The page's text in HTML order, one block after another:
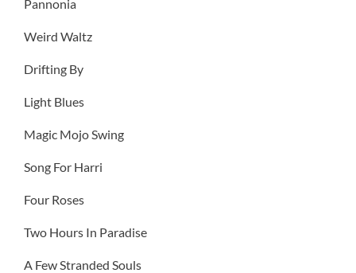
Pannonia
Weird Waltz
Drifting By
Light Blues
Magic Mojo Swing
Song For Harri
Four Roses
Two Hours In Paradise
A Few Stranded Souls